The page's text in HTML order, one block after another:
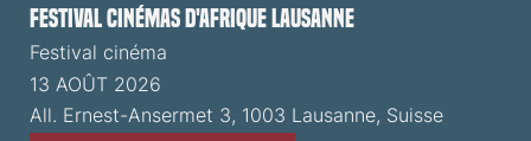
Festival cinémas d'Afrique Lausanne
Festival cinéma
13 AOÛT 2026
All. Ernest-Ansermet 3, 1003 Lausanne, Suisse